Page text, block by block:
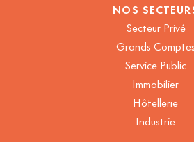
NOS
Secteur Privé
Grands Comptes
Service Public
Immobilier
Hôtellerie
Industrie